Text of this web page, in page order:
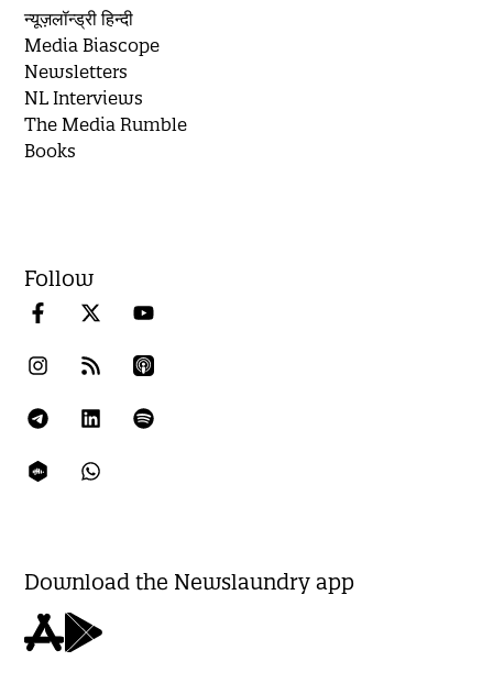
न्यूज़लॉन्ड्री हिन्दी
Media Biascope
Newsletters
NL Interviews
The Media Rumble
Books
Follow
Download the Newslaundry app